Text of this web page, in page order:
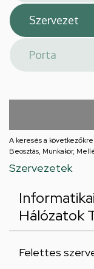
A keresés a
Beosztás, Munkakör,
Szervezetek
Hálózatok
Felettes